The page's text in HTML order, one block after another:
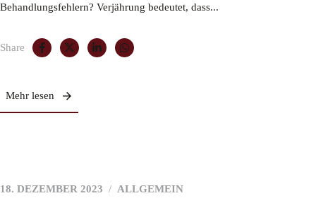
Behandlungsfehlern? Verjährung bedeutet, dass...
Share
Mehr lesen
18. DEZEMBER 2023 ALLGEMEIN